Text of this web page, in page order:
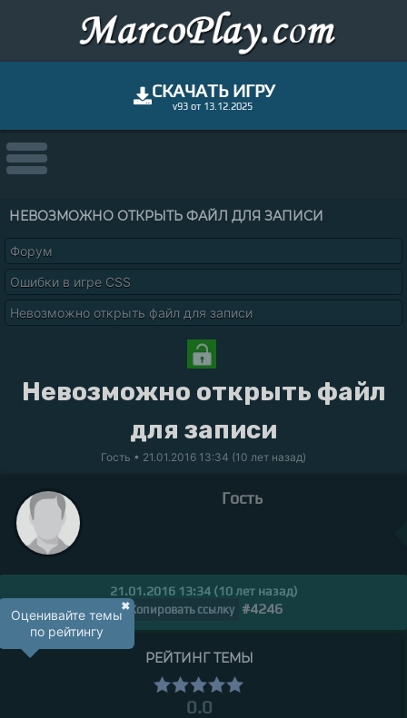
СКАЧАТЬ ИГРУ
v93 от 13.12.2025
НЕВОЗМОЖНО ОТКРЫТЬ ФАЙЛ ДЛЯ ЗАПИСИ
Форум
Ошибки в игре CSS
Невозможно открыть файл для записи
Невозможно открыть файл
для записи
Гость • 21.01.2016 13:34 (10 лет назад)
Гость
21.01.2016 13:34 (10 лет назад)
Копировать ссылку #4246
РЕЙТИНГ ТЕМЫ
0.0
Оценивайте темы
по рейтингу
✖